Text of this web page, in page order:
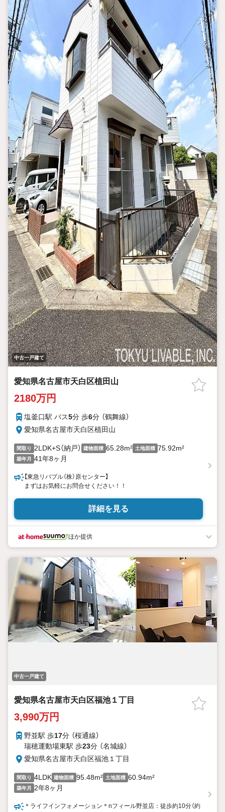
中古一戸建て
愛知県名古屋市天白区植田山
2180万円
塩釜口駅 バス5分 歩6分 （鶴舞線）
愛知県名古屋市天白区植田山
間取り 2LDK+S（納戸） 建物面積 65.28m² 土地面積 75.92m²
築年月 41年8ヶ月
【東急リバブル（株）原センター】
まずはお気軽にお問合せください！！
詳細を見る
ほか提供
中古一戸建て
愛知県名古屋市天白区福池１丁目
3,990万円
野並駅 歩17分 （桜通線）
瑞穂運動場東駅 歩23分 （名城線）
愛知県名古屋市天白区福池１丁目
間取り 4LDK 建物面積 95.48m² 土地面積 60.94m²
築年月 2年8ヶ月
＊ライフインフォメーション＊nフィール野並店：徒歩約10分（約